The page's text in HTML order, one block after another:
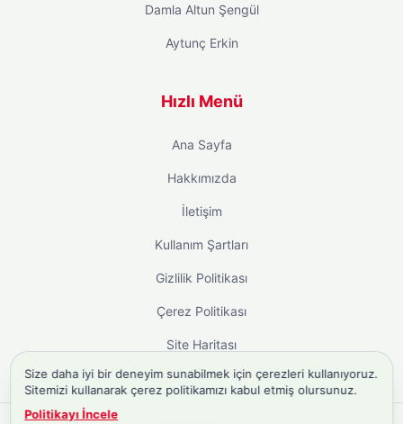
Damla Altun Şengül
Aytunç Erkin
Hızlı Menü
Ana Sayfa
Hakkımızda
İletişim
Kullanım Şartları
Gizlilik Politikası
Çerez Politikası
Site Haritası
Size daha iyi bir deneyim sunabilmek için çerezleri kullanıyoruz.
Sitemizi kullanarak çerez politikamızı kabul etmiş olursunuz.
Politikayı İncele